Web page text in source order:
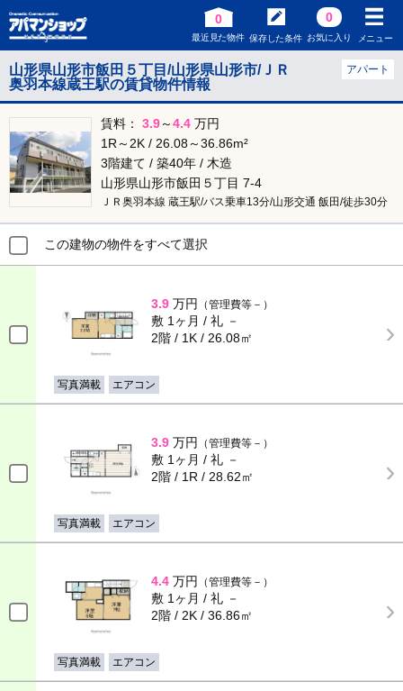
0
最近見た物件 保存した条件
0
お気に入り メニュー
山形県山形市飯田５丁目/山形県山形市/ＪＲ
奥羽本線蔵王駅の賃貸物件情報
アパート
賃料： 3.9～4.4 万円
1R～2K / 26.08～36.86m²
3階建て / 築40年 / 木造
山形県山形市飯田５丁目 7-4
ＪＲ奥羽本線 蔵王駅/バス乗車13分/山形交通 飯田/徒歩30分
この建物の物件をすべて選択
3.9 万円 （管理費等－）
敷 1ヶ月 / 礼 －
2階 / 1K / 26.08㎡
写真満載 エアコン
3.9 万円 （管理費等－）
敷 1ヶ月 / 礼 －
2階 / 1R / 28.62㎡
写真満載 エアコン
4.4 万円 （管理費等－）
敷 1ヶ月 / 礼 －
2階 / 2K / 36.86㎡
写真満載 エアコン